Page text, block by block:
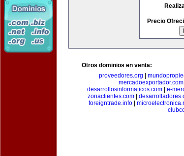
Precio
Otros dominios en venta:
proveedores.org
mercadoexportador.com|
desarrollosinformaticos.com| e-
zonaclientes.com|
foreigntrade.info